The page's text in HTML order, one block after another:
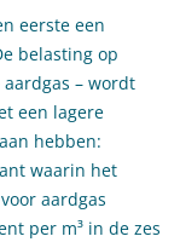
eerste een
belasting op
– wordt
een lagere
hebben:
waarin het
aardgas
per m³ in de zes